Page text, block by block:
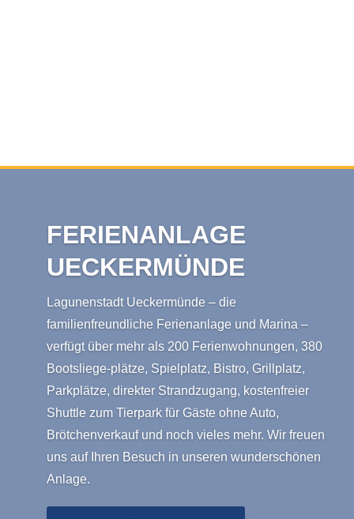
FERIENANLAGE
UECKERMÜNDE
Lagunenstadt Ueckermünde – die
familienfreundliche Ferienanlage und Marina –
verfügt über mehr als 200 Ferienwohnungen, 380
Bootsliege-plätze, Spielplatz, Bistro, Grillplatz,
Parkplätze, direkter Strandzugang, kostenfreier
Shuttle zum Tierpark für Gäste ohne Auto,
Brötchenverkauf und noch vieles mehr. Wir freuen
uns auf Ihren Besuch in unseren wunderschönen
Anlage.